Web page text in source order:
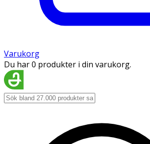
Varukorg
Du har 0 produkter i din varukorg.